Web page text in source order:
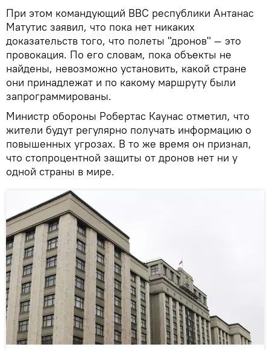
При этом командующий ВВС республики Антанас
Матутис заявил, что пока нет никаких
доказательств того, что полеты "дронов" — это
провокация. По его словам, пока объекты не
найдены, невозможно установить, какой стране
они принадлежат и по какому маршруту были
запрограммированы.
Министр обороны Робертас Каунас отметил, что
жители будут регулярно получать информацию о
повышенных угрозах. В то же время он признал,
что стопроцентной защиты от дронов нет ни у
одной страны в мире.